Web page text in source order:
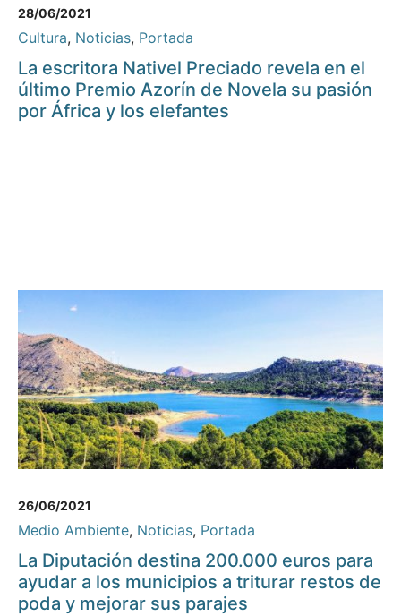
28/06/2021
Cultura, Noticias, Portada
La escritora Nativel Preciado revela en el
último Premio Azorín de Novela su pasión
por África y los elefantes
26/06/2021
Medio Ambiente, Noticias, Portada
La Diputación destina 200.000 euros para
ayudar a los municipios a triturar restos de
poda y mejorar sus parajes